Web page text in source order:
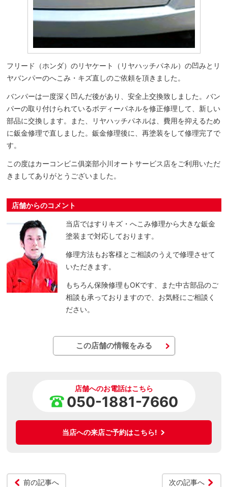
フリード（ホンダ）のリヤケート（リヤハッチパネル）の凹みとリ
ヤバンパーのへこみ・キズ直しのご依頼を頂きました。
バンパーは一度深く凹んだ後があり、安全上交換致しました。バン
パーの取り付けられているボディーパネルを修正修理して、新しい
部品に交換します。また、リヤハッチパネルは、費用を抑えるため
に鈑金修理で直しました。鈑金修理後に、再塗装をして修理完了で
す。
この度はカーコンビニ俱楽部小川オートサービス店をご利用いただ
きましてありがとうございました。
店舗からのコメント
当店ではすりキズ・へこみ修理から大きな鈑金
塗装まで対応しております。
修理方法もお客様とご相談のうえで修理させて
いただきます。
もちろん保険修理もOKです、また中古部品のご
相談も承っておりますので、お気軽にご相談く
ださい。
この店舗の情報をみる
店舗へのお電話はこちら
050-1881-7660
当店への来店ご予約はこちら!
前の記事へ 次の記事へ